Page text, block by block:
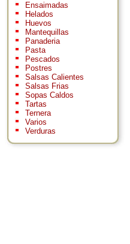
Ensaimadas
Helados
Huevos
Mantequillas
Panaderia
Pasta
Pescados
Postres
Salsas Calientes
Salsas Frias
Sopas Caldos
Tartas
Ternera
Varios
Verduras